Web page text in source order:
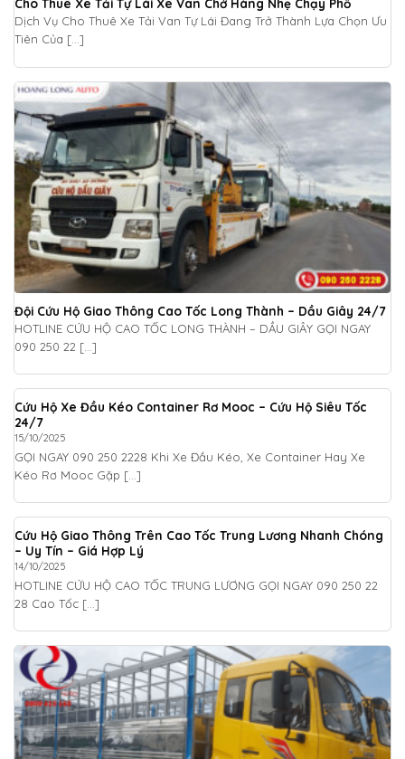
Cho Thuê Xe Tải Tự Lái Xe Van Chở Hàng Nhẹ Chạy Phố
Dịch Vụ Cho Thuê Xe Tải Van Tự Lái Đang Trở Thành Lựa Chọn Ưu
Tiên Của [...]
Đội Cứu Hộ Giao Thông Cao Tốc Long Thành – Dầu Giây 24/7
HOTLINE CỨU HỘ CAO TỐC LONG THÀNH – DẦU GIÂY GỌI NGAY
090 250 22 [...]
Cứu Hộ Xe Đầu Kéo Container Rơ Mooc – Cứu Hộ Siêu Tốc
24/7
15/10/2025
GỌI NGAY 090 250 2228 Khi Xe Đầu Kéo, Xe Container Hay Xe
Kéo Rơ Mooc Gặp [...]
Cứu Hộ Giao Thông Trên Cao Tốc Trung Lương Nhanh Chóng
– Uy Tín – Giá Hợp Lý
14/10/2025
HOTLINE CỨU HỘ CAO TỐC TRUNG LƯƠNG GỌI NGAY 090 250 22
28 Cao Tốc [...]